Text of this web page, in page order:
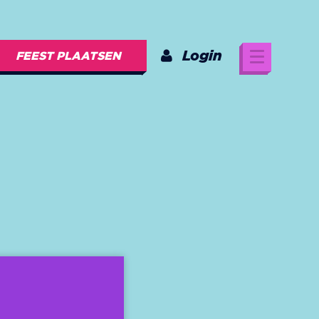
FEEST PLAATSEN Login